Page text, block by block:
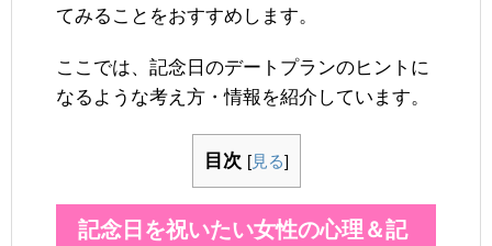
てみることをおすすめします。
ここでは、記念日のデートプランのヒントに
なるような考え方・情報を紹介しています。
目次 [見る]
記念日を祝いたい女性の心理＆記